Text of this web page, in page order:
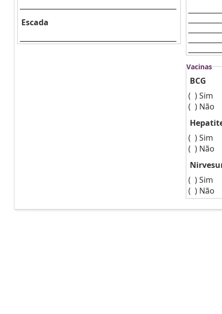
Escada
Vacinas
BCG
( )Sim
( ) Não
( )Sim
( ) Não
( )Sim
( ) Não